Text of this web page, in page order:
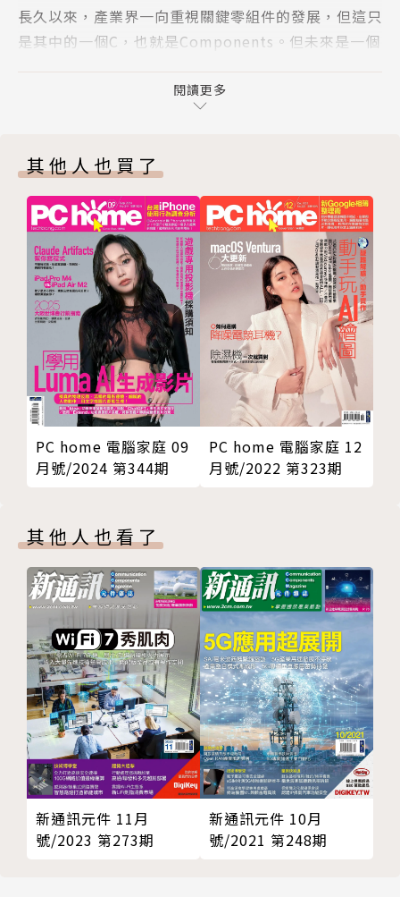
2024電子月刊總匯
產學技術文章導讀
關鍵技術報告｜穿戴式裝置：滿足卓越電源管理的需求
關鍵技術報告｜熱泵背後的技術：智慧功率模組
長久以來，產業界一向重視關鍵零組件的發展，但這只
是其中的一個C，也就是Components。但未來是一個
同時也是Cloud雲端的連結應用與虛擬整合，這就是另
外一個C─Convergence。CTIMES作為一個大C世代
ergence的報導與服務為主要目標，同時也會連結到市
場應用端的自動化控制（Cybernation）產品上。
從晶片到電子產品，再從網路通訊到各種事物的連結與
自動化作業，不僅業界本身要做產品整合，各種跨領域
的合作開發也是勢在必行，CTIMES不僅提供平面內容
報導，也提供數位網路、視訊傳播、研討會等等服務，
是電子產業界人人可以利用的極佳媒介。
閱讀更多
其他人也買了
PC home 電腦家庭 09
月號/2024 第344期
PC home 電腦家庭 12
月號/2022 第323期
其他人也看了
新通訊元件 11月
號/2023 第273期
新通訊元件 10月
號/2021 第248期